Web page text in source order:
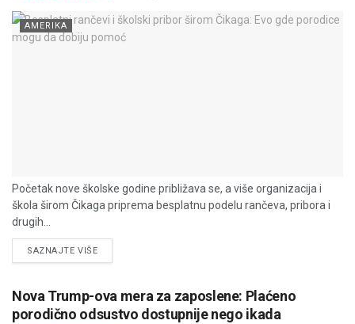
AMERIKA
Početak nove školske godine približava se, a više organizacija i
škola širom Čikaga priprema besplatnu podelu rančeva, pribora i
drugih...
SAZNAJTE VIŠEDETAILS
Nova Trump-ova mera za zaposlene: Plaćeno
porodično odsustvo dostupnije nego ikada